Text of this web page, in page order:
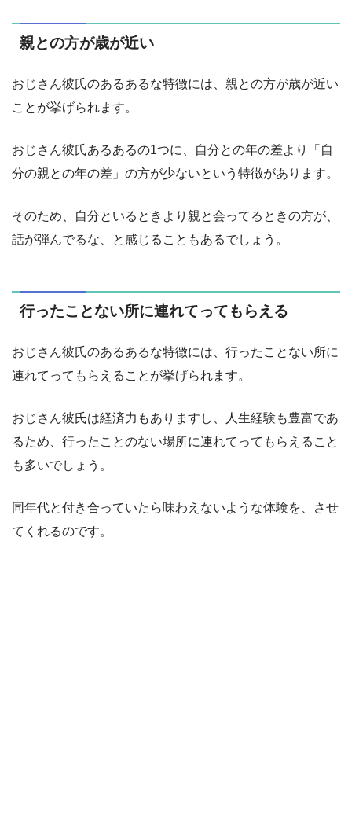
親との方が歳が近い
おじさん彼氏のあるあるな特徴には、親との方が歳が近い
ことが挙げられます。
おじさん彼氏あるあるの1つに、自分との年の差より「自
分の親との年の差」の方が少ないという特徴があります。
そのため、自分といるときより親と会ってるときの方が、
話が弾んでるな、と感じることもあるでしょう。
行ったことない所に連れてってもらえる
おじさん彼氏のあるあるな特徴には、行ったことない所に
連れてってもらえることが挙げられます。
おじさん彼氏は経済力もありますし、人生経験も豊富であ
るため、行ったことのない場所に連れてってもらえること
も多いでしょう。
同年代と付き合っていたら味わえないような体験を、させ
てくれるのです。